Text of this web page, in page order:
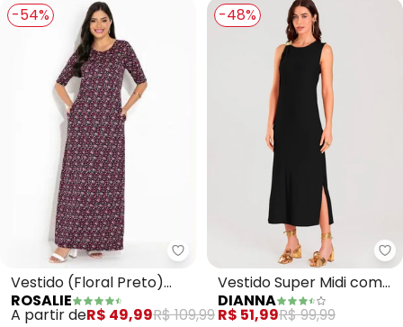
-54%
Rosalie - Vestido (Floral Preto)
Vestido (Floral Preto)
com Bolsos
ROSALIE
A partir deR$ 49,99R$ 109,99
-48%
Vestido Super Midi com
Aviamento (Preto)
DIANNA
R$ 51,99R$ 99,99